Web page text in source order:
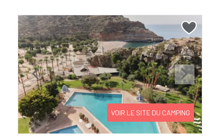
Previous Next
VOIR LE SITE DU CAMPING